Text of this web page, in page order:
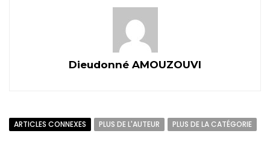
Dieudonné AMOUZOUVI
ARTICLES CONNEXES PLUS DE L'AUTEUR PLUS DE LA CATÉGORIE